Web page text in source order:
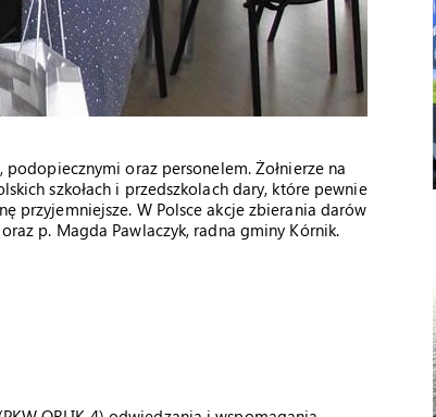
oraz personelem. Żołnierze na
szkołach i przedszkolach dary, które pewnie
przyjemniejsze. W Polsce akcje zbierania darów
p. Magda Pawlaczyk, radna gminy Kórnik.